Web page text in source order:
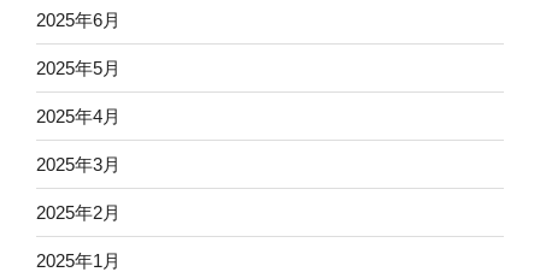
2025年6月
2025年5月
2025年4月
2025年3月
2025年2月
2025年1月